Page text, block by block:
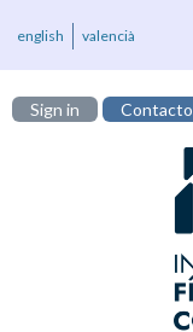
english valencià
Sign in Contacto